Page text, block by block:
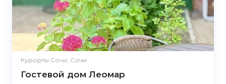
Курорты Сочи, Сочи
Гостевой дом Леомар